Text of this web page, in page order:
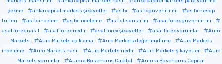
çekme
anka capital markets şikayetler as fx as fx güvenilir mi
as fx hesap
türleri
as fx incelem as fx inceleme as fx lisanslı mı
asal forex güvenilir mi
asal forex nasıl
asal forex nedir asal forex şikayetler asal forex yorumlar
Auro
Markets
Auro Markets açıklama Auro Markets değerlendirme
Auro Markets
inceleme
Auro Markets nasıl Auro Markets nedir Auro Markets şikayetler
Auro
Markets yorumlar
Aurora Bosphorus Capital
Aurora Bosphorus Capital